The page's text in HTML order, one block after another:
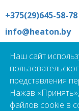
+375(29)645-58-78
info@heaton.by
09:00 - 21:00 без
Шоурум:
09:00 - 19:00 пн - пт
г.Минск, ул.
Наш сайт
представления
Нажав
файлов cookie в